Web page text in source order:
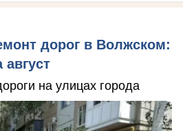
дорог в Волжском:
на улицах города